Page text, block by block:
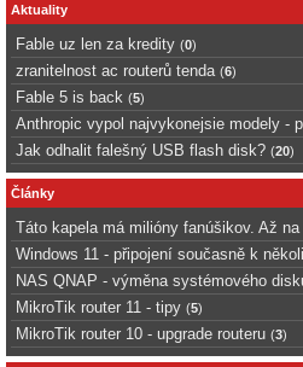
Aktuality
Fable uz len za kredity (0)
zranitelnost ac routerů tenda (6)
Fable 5 is back (5)
Anthropic vypol najvykonejsie modely -
Jak odhalit falešný USB flash disk? (20)
Články
Táto kapela má milióny fanúšikov. Až
Windows 11 - připojení současně k
NAS QNAP - výměna systémového
MikroTik router 11 - tipy (5)
MikroTik router 10 - upgrade routeru (3)